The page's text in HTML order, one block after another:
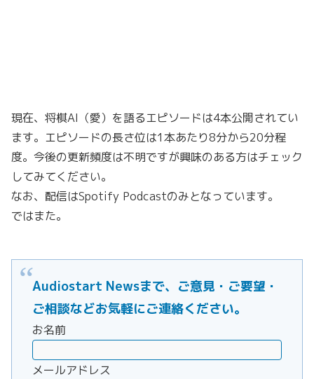
現在、将棋AI（愛）を語るエピソードは4本公開されてい
ます。エピソードの長さ位は1本あたり8分から20分程
度。今後の更新頻度は不明ですが興味のある方はチェック
してみてください。
なお、配信はSpotify Podcastのみとなっています。
ではまた。
Audiostart Newsまで、ご意見・ご要望・
ご相談などお気軽にご連絡ください。
お名前
メールアドレス